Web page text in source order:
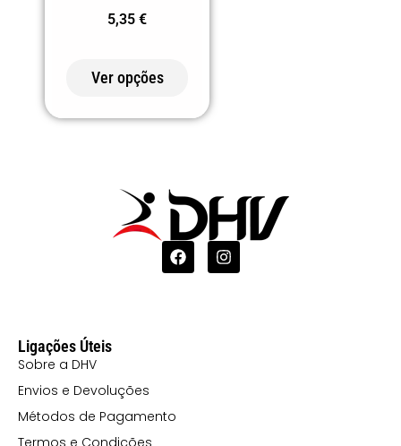
223 LARANJA
225 LIMA
264 VERDE
430 AZUL
46 CHUMBO
ESCURO
5,35 €
Ver opções
Ligações Úteis
Sobre a DHV
Envios e Devoluções
Métodos de Pagamento
Termos e Condições